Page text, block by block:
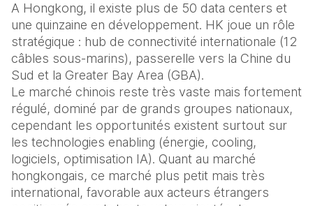
A Hongkong, il existe plus de 50 data centers et
une quinzaine en développement. HK joue un rôle
stratégique : hub de connectivité internationale (12
câbles sous-marins), passerelle vers la Chine du
Sud et la Greater Bay Area (GBA).
Le marché chinois reste très vaste mais fortement
régulé, dominé par de grands groupes nationaux,
cependant les opportunités existent surtout sur
les technologies enabling (énergie, cooling,
logiciels, optimisation IA). Quant au marché
hongkongais, ce marché plus petit mais très
international, favorable aux acteurs étrangers